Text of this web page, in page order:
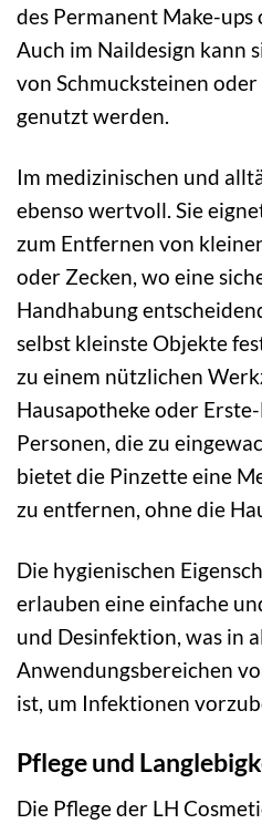
des Permanent Make-
Auch im Naildesign kann
von Schmucksteinen
genutzt werden.
Im medizinischen und
ebenso wertvoll. Sie
zum Entfernen von
oder Zecken, wo eine
Handhabung
selbst kleinste Objekte
zu einem nützlichen
Hausapotheke oder
Personen, die zu
bietet die Pinzette eine
zu entfernen, ohne die
Die hygienischen
erlauben eine einfache
und Desinfektion, was in
Anwendungsbereichen
ist, um Infektionen
Pflege und
Die Pflege der LH